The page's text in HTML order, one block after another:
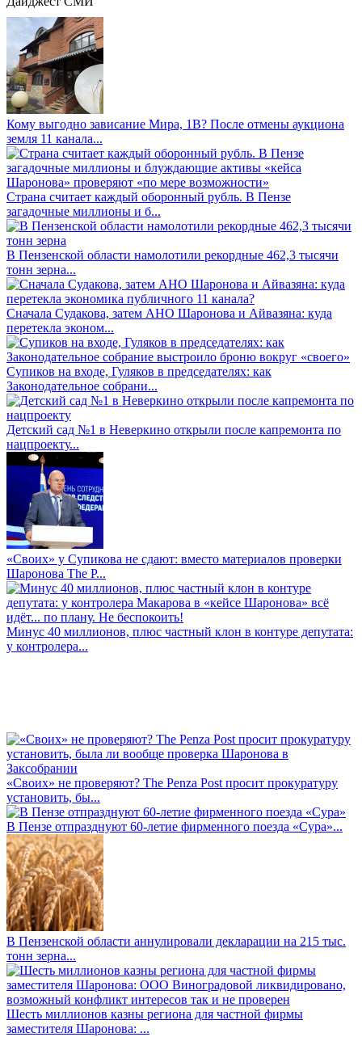
Кому выгодно зависание Мира, 1В? После отмены аукциона
земля 11 канала...
Страна считает каждый оборонный рубль. В Пензе
загадочные миллионы и б...
В Пензенской области намолотили рекордные 462,3 тысячи
тонн зерна...
Сначала Судакова, затем АНО Шаронова и Айвазяна: куда
перетекла эконом...
Супиков на входе, Гуляков в председателях: как
Законодательное собрани...
Детский сад №1 в Неверкино открыли после капремонта по
нацпроекту...
«Своих» у Супикова не сдают: вместо материалов проверки
Шаронова The P...
Минус 40 миллионов, плюс частный клон в контуре депутата:
у контролера...
«Своих» не проверяют? The Penza Post просит прокуратуру
установить, бы...
В Пензе отпразднуют 60-летие фирменного поезда «Сура»...
В Пензенской области аннулировали декларации на 215 тыс.
тонн зерна...
Шесть миллионов казны региона для частной фирмы
заместителя Шаронова: ...